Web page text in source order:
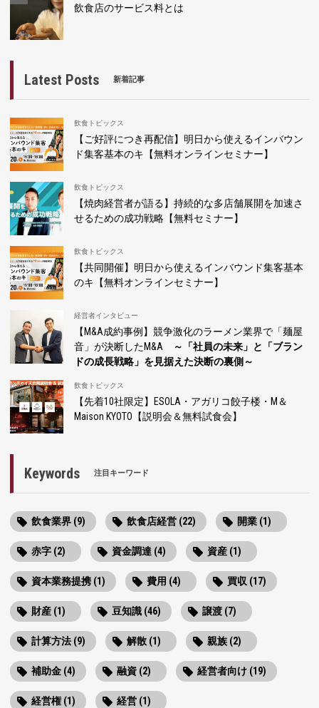
飲食店のサービス料とは
Latest Posts 新着記事
飲食トピックス
【ご好評につき再配信】明日から使えるインバウン
ド集客基本のキ【無料オンラインセミナー】
飲食トピックス
【焼肉経営者が語る】持続的な多店舗展開を加速さ
せるための成功戦略【無料セミナー】
飲食トピックス
【共同開催】明日から使えるインバウンド集客基本
のキ【無料オンラインセミナー】
経営者インタビュー
【M&A成約事例】競争激化のラーメン業界で「麺屋
音」が決断したM&A
～「社員の未来」と「ブラン
ドの成長戦略」を見据えた決断の裏側～
飲食トピックス
【先着10社限定】ESOLA・アガリコ餃子楼・M＆
Maison KYOTO【説明会＆無料試食会】
Keywords 注目キーワード
飲食業界 (9) 飲食店経営 (22) 開業 (1)
赤字 (2) 資金調達 (4) 資産 (1)
資本業務提携 (1) 費用 (4) 買収 (17)
財産 (1) 豆知識 (46) 譲渡 (7)
計算方法 (9) 解散 (1) 親族 (2)
補助金 (4) 融資 (2) 経営者向け (19)
経営権 (1) 経営 (1)